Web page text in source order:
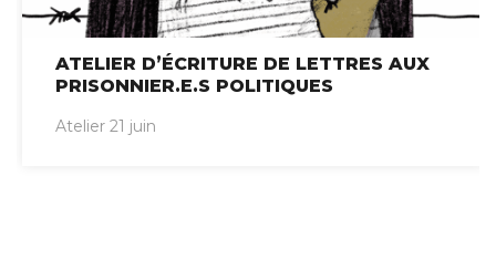
ATELIER D’ÉCRITURE DE LETTRES AUX
PRISONNIER.E.S POLITIQUES
Atelier 21 juin